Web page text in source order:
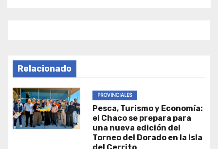
Relacionado
PROVINCIALES
Pesca, Turismo y Economía:
el Chaco se prepara para
una nueva edición del
Torneo del Dorado en la Isla